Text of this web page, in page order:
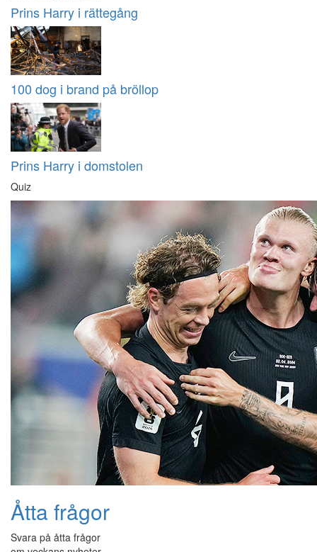
Prins Harry i rättegång
100 dog i brand på bröllop
Prins Harry i domstolen
Quiz
Åtta frågor
Svara på åtta frågor